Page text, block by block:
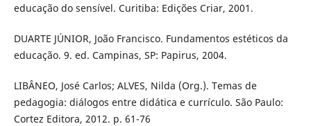
educação do sensível. Curitiba: Edições Criar, 2001.
DUARTE JÚNIOR, João Francisco. Fundamentos estéticos da
educação. 9. ed. Campinas, SP: Papirus, 2004.
LIBÂNEO, José Carlos; ALVES, Nilda (Org.). Temas de
pedagogia: diálogos entre didática e currículo. São Paulo:
Cortez Editora, 2012. p. 61-76